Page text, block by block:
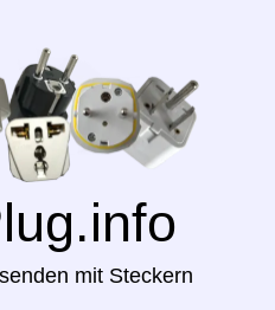
mit Steckern